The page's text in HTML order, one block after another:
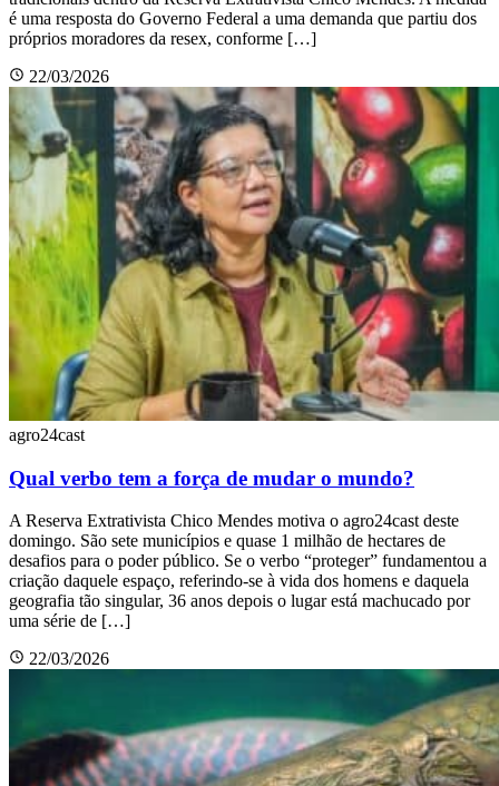
é uma resposta do Governo Federal a uma demanda que partiu dos
próprios moradores da resex, conforme […]
22/03/2026
agro24cast
Qual verbo tem a força de mudar o mundo?
A Reserva Extrativista Chico Mendes motiva o agro24cast deste
domingo. São sete municípios e quase 1 milhão de hectares de
desafios para o poder público. Se o verbo “proteger” fundamentou a
criação daquele espaço, referindo-se à vida dos homens e daquela
geografia tão singular, 36 anos depois o lugar está machucado por
uma série de […]
22/03/2026